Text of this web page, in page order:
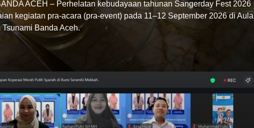
ACEH – Perhelatan kebudayaan tahunan Sangerday Fest 2026
kegiatan pra-acara (pra-event) pada 11–12 September 2026 di Aula
Banda Aceh.